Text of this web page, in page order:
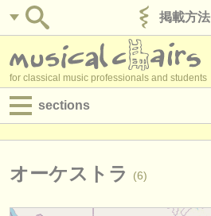
掲載方法
for classical music professionals and students
sections
求人情報 (演奏関係の職)
オーケストラ (6)